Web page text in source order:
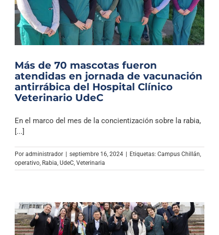
Más de 70 mascotas fueron
atendidas en jornada de vacunación
antirrábica del Hospital Clínico
Veterinario UdeC
En el marco del mes de la concientización sobre la rabia,
[...]
Por administrador | septiembre 16, 2024 | Etiquetas: Campus Chillán
operativo Rabia UdeC Veterinaria